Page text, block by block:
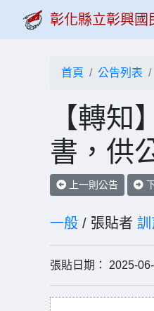
彰化縣立彰興國
首頁 公告列表
【轉
書，供
上一則公告
一般 / 張貼者 訓
張貼日期： 2025-